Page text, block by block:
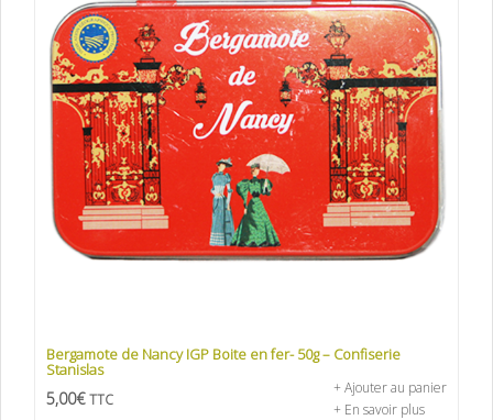
Bergamote de Nancy IGP Boite en fer- 50g – Confiserie
Stanislas
5,00€ TTC
+ Ajouter au panier
+ En savoir plus